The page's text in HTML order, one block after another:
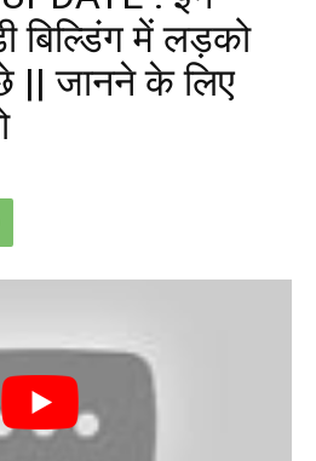
बिल्डिंग में लड़को
|| जानने के लिए